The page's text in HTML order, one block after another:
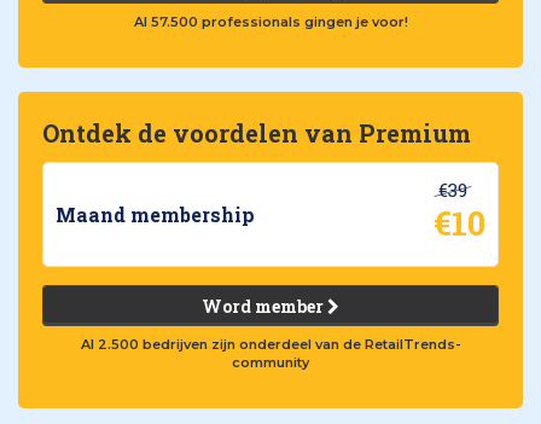
Al 57.500 professionals gingen je voor!
Ontdek de voordelen van Premium
Maand membership
€39
€10
Word member
Al 2.500 bedrijven zijn onderdeel van de RetailTrends-
community